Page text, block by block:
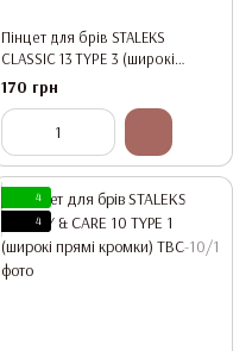
Пінцет для брів STALEKS
CLASSIC 13 TYPE 3 (широкі
скошені кромки)
170 грн
4
4